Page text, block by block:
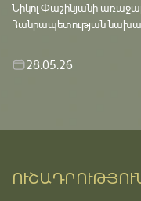
Նիկոլ Փաշինյանի
Հանրապետության
28.05.26